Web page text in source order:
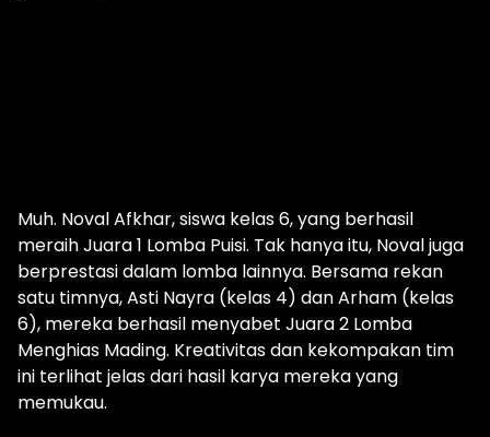
Muh. Noval Afkhar, siswa kelas 6, yang berhasil
meraih Juara 1 Lomba Puisi. Tak hanya itu, Noval juga
berprestasi dalam lomba lainnya. Bersama rekan
satu timnya, Asti Nayra (kelas 4) dan Arham (kelas
6), mereka berhasil menyabet Juara 2 Lomba
Menghias Mading. Kreativitas dan kekompakan tim
ini terlihat jelas dari hasil karya mereka yang
memukau.